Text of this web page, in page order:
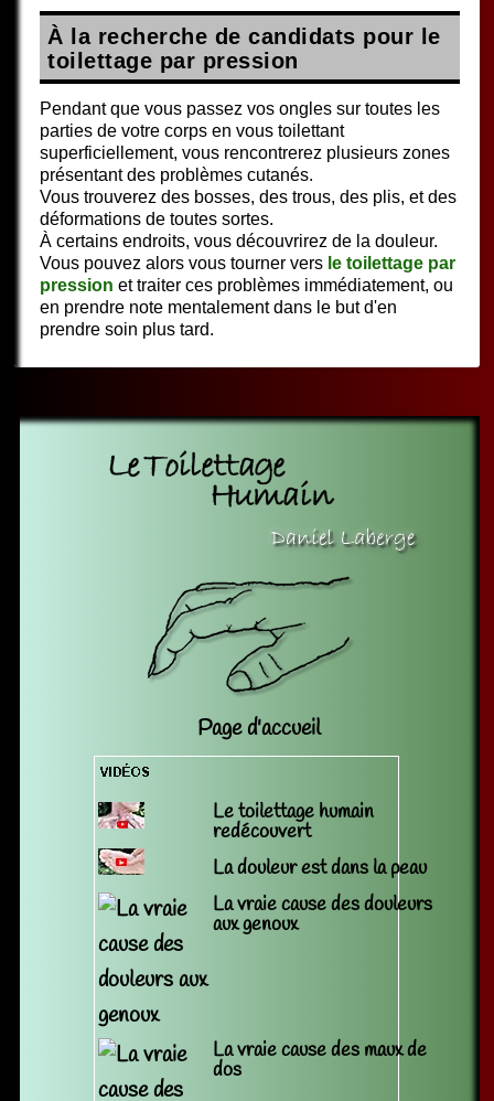
À la recherche de candidats pour le
toilettage par pression
Pendant que vous passez vos ongles sur toutes les
parties de votre corps en vous toilettant
superficiellement, vous rencontrerez plusieurs zones
présentant des problèmes cutanés.
Vous trouverez des bosses, des trous, des plis, et des
déformations de toutes sortes.
À certains endroits, vous découvrirez de la douleur.
Vous pouvez alors vous tourner vers le toilettage par
pression et traiter ces problèmes immédiatement, ou
en prendre note mentalement dans le but d'en
prendre soin plus tard.
Page d'accueil
Le toilettage humain
redécouvert
La douleur est dans la peau
La vraie cause des douleurs
aux genoux
La vraie cause des maux de
dos